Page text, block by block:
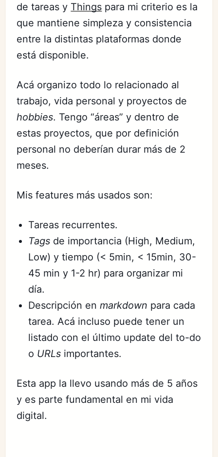
de tareas y Things para mi criterio es la
que mantiene simpleza y consistencia
entre la distintas plataformas donde
está disponible.
Acá organizo todo lo relacionado al
trabajo, vida personal y proyectos de
hobbies. Tengo “áreas” y dentro de
estas proyectos, que por definición
personal no deberían durar más de 2
meses.
Mis features más usados son:
Tareas recurrentes.
Tags de importancia (High, Medium,
Low) y tiempo (< 5min, < 15min, 30-
45 min y 1-2 hr) para organizar mi
día.
Descripción enmarkdown para cada
tarea. Acá incluso puede tener un
listado con el último update del to-do
o URLs importantes.
Esta app la llevo usando más de 5 años
y es parte fundamental en mi vida
digital.